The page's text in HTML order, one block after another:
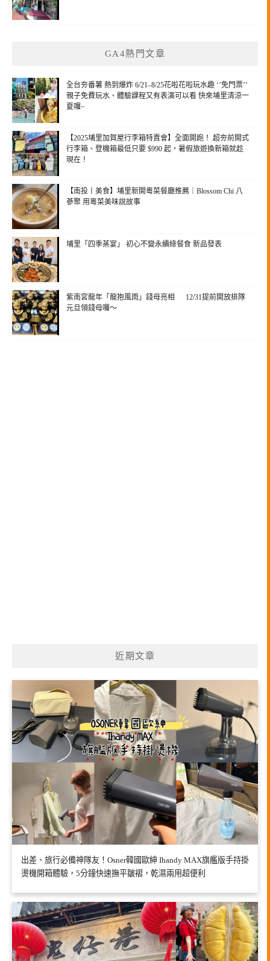
GA4熱門文章
全台夯番薯 熱到爆炸 6/21–8/25花啦花啦玩水趣 ‘’免門票’’
親子免費玩水、體驗課程又有表演可以看 快來埔里清涼一
夏囉~
【2025埔里加賀屋行李箱特賣會】全面開跑！ 超夯前開式
行李箱、登機箱最低只要 $990 起，暑假旅遊換新箱就趁
現在！
【南投〡美食】埔里新開粵菜餐廳推薦｜Blossom Chi 八
蔘聚 用粵菜美味說故事
埔里「四季蒸宴」 初心不變永續綠餐食 新品發表
紫南宮龍年「龍抱風雨」錢母亮相 12/31提前開放排隊
元旦領錢母囉～
近期文章
出差、旅行必備神隊友！Osner韓國歐紳 Ihandy MAX旗艦版手持掛
燙機開箱體驗，5分鐘快速撫平皺褶，乾濕兩用超便利